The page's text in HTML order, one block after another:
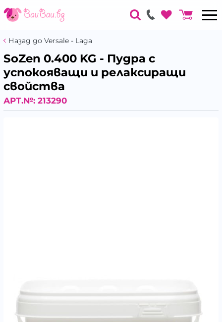
Назад до Versale - Laga
SoZen 0.400 KG - Пудра с
успокояващи и релаксиращи
свойства
АРТ.№: 213290